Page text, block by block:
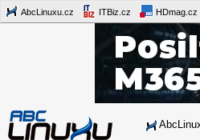
AbcLinuxu.cz ITBiz.cz HDmag.cz